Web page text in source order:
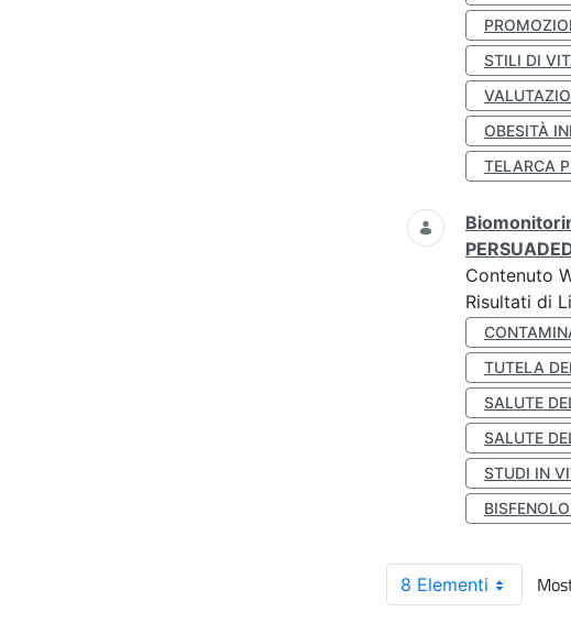
STILI DI
OBESITÀ
TELARCA
Contenuto
Risultati di
TUTELA
SALUTE
SALUTE
STUDI IN
8 Elementi